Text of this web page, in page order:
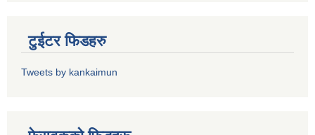
टुईटर फिडहरु
Tweets by kankaimun